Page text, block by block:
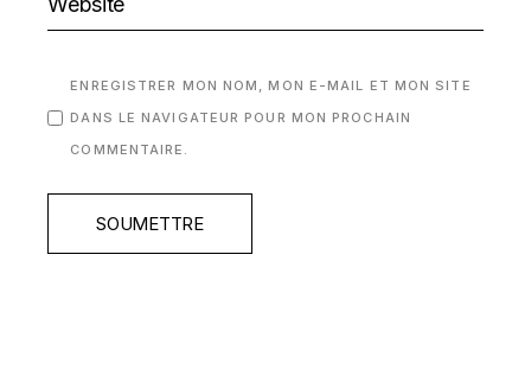
ENREGISTRER MON NOM, MON E-MAIL ET MON SITE
DANS LE NAVIGATEUR POUR MON PROCHAIN
COMMENTAIRE.
SOUMETTRE